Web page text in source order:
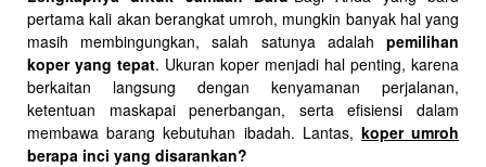
pertama kali akan berangkat umroh, mungkin banyak hal yang
masih membingungkan, salah satunya adalah pemilihan
koper yang tepat. Ukuran koper menjadi hal penting, karena
berkaitan langsung dengan kenyamanan perjalanan,
ketentuan maskapai penerbangan, serta efisiensi dalam
membawa barang kebutuhan ibadah. Lantas, koper umroh
berapa inci yang disarankan?